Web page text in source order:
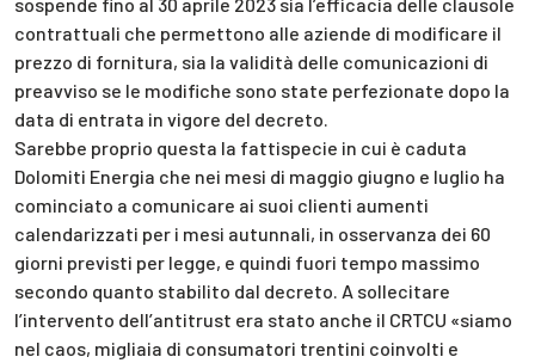
contrattuali che permettono alle aziende di modificare il
prezzo di fornitura, sia la validità delle comunicazioni di
preavviso se le modifiche sono state perfezionate dopo la
data di entrata in vigore del decreto.
Sarebbe proprio questa la fattispecie in cui è caduta
Dolomiti Energia che nei mesi di maggio giugno e luglio ha
cominciato a comunicare ai suoi clienti aumenti
calendarizzati per i mesi autunnali, in osservanza dei 60
giorni previsti per legge, e quindi fuori tempo massimo
secondo quanto stabilito dal decreto. A sollecitare
l’intervento dell’antitrust era stato anche il CRTCU «siamo
nel caos, migliaia di consumatori trentini coinvolti e